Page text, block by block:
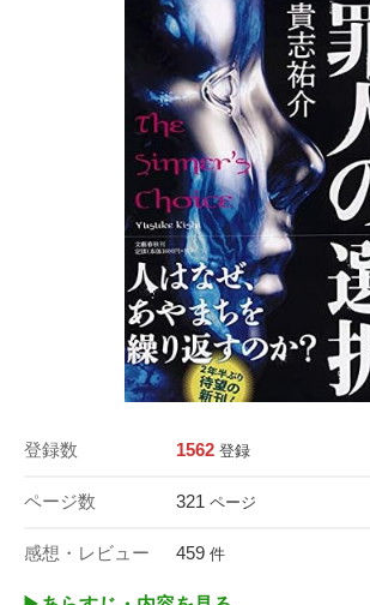
登録数 1562 登録
ページ数 321 ページ
感想・レビュー 459 件